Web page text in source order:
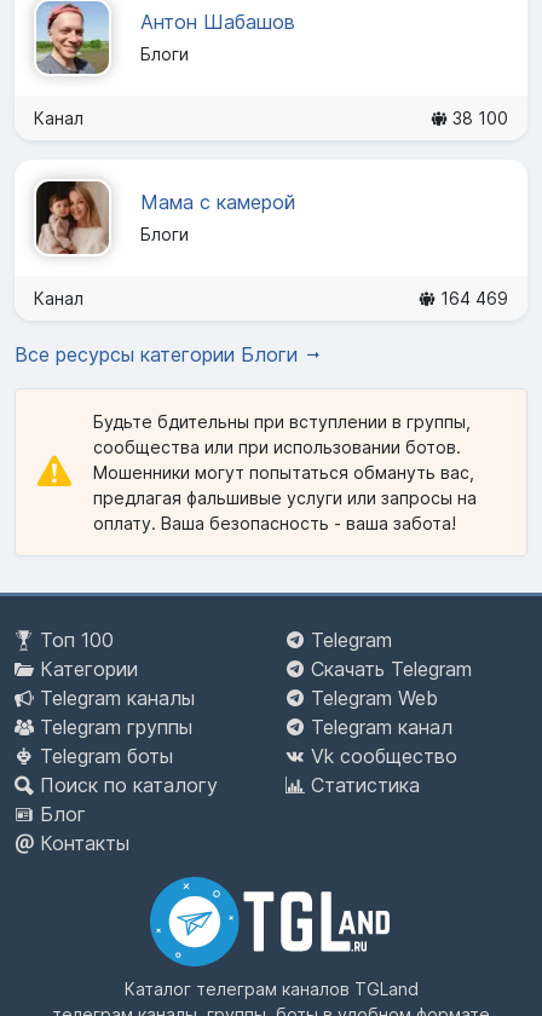
Антон Шабашов
Блоги
Канал 38 100
Мама с камерой
Блоги
Канал 164 469
Все ресурсы категории Блоги
Будьте бдительны при вступлении в группы,
сообщества или при использовании ботов.
Мошенники могут попытаться обмануть вас,
предлагая фальшивые услуги или запросы на
оплату. Ваша безопасность - ваша забота!
Топ 100
Категории
Telegram каналы
Telegram группы
Telegram боты
Поиск по каталогу
Блог
Контакты
Telegram
Скачать Telegram
Telegram Web
Telegram канал
Vk сообщество
Статистика
Каталог телеграм каналов TGLand